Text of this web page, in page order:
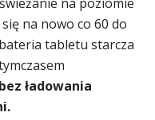
na nowo co 60 do
tabletu starcza
ładowania